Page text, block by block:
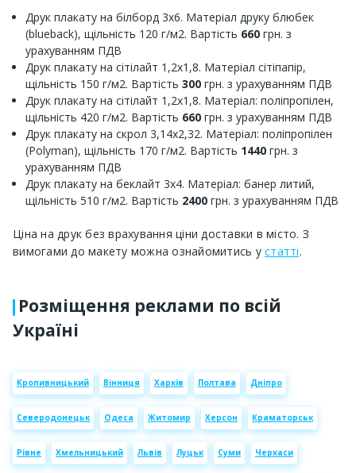
Друк плакату на білборд 3х6. Матеріал друку блюбек
(blueback), щільність 120 г/м2. Вартість 660 грн. з
урахуванням ПДВ
Друк плакату на сітілайт 1,2х1,8. Матеріал сітіпапір,
щільність 150 г/м2. Вартість 300 грн. з урахуванням ПДВ
Друк плакату на сітілайт 1,2х1,8. Матеріал: поліпропілен,
щільність 420 г/м2. Вартість 660 грн. з урахуванням ПДВ
Друк плакату на скрол 3,14х2,32. Матеріал: поліпропілен
(Polyman), щільність 170 г/м2. Вартість 1440 грн. з
урахуванням ПДВ
Друк плакату на беклайт 3х4. Матеріал: банер литий,
щільність 510 г/м2. Вартість 2400 грн. з урахуванням ПДВ
Ціна на друк без врахування ціни доставки в місто. З
вимогами до макету можна ознайомитись у статті.
Розміщення реклами по всій
Україні
Кропивницький Вінниця Харків Полтава Дніпро
Северодонецьк Одеса Житомир Херсон Краматорськ
Рівне Хмельницький Львів Луцьк Суми Черкаси